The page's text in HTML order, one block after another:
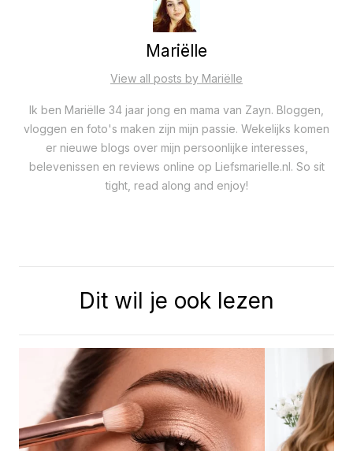
Mariëlle
View all posts by Mariëlle
Ik ben Mariëlle 34 jaar jong en mama van Zayn. Bloggen,
vloggen en foto's maken zijn mijn passie. Wekelijks komen
er nieuwe blogs over mijn persoonlijke interesses,
belevenissen en reviews online op Liefsmarielle.nl. So sit
tight, read along and enjoy!
Dit wil je ook lezen